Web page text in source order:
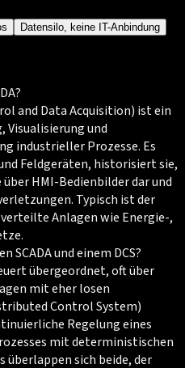
Datensilo, keine IT-Anbindung
and Data Acquisition) ist ein
Visualisierung und
industrieller Prozesse. Es
Feldgeräten, historisiert sie,
HMI-Bedienbilder dar und
Typisch ist der
Anlagen wie Energie-,
SCADA und einem DCS?
übergeordnet, oft über
mit eher losen
Control System)
Regelung eines
mit deterministischen
überlappen sich beide, der